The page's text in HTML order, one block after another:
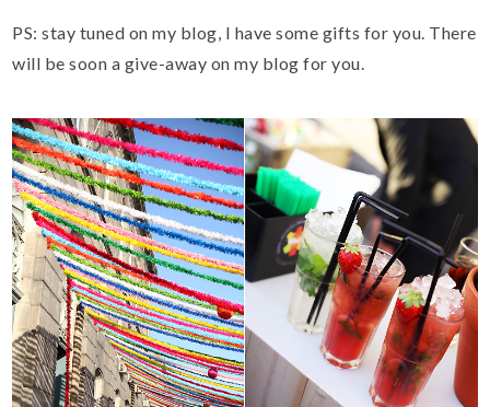
PS: stay tuned on my blog, I have some gifts for you. There
will be soon a give-away on my blog for you.